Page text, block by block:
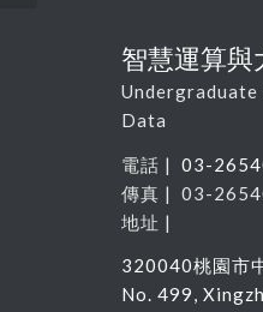
智慧運算與
Data
電話 | 03-
傳真 | 03-
地址 |
320040桃園市
No. 499,